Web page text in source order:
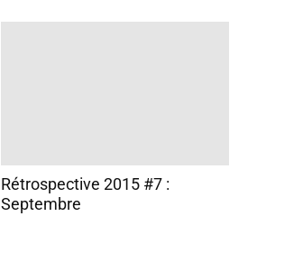
Rétrospective 2015 #7 :
Septembre